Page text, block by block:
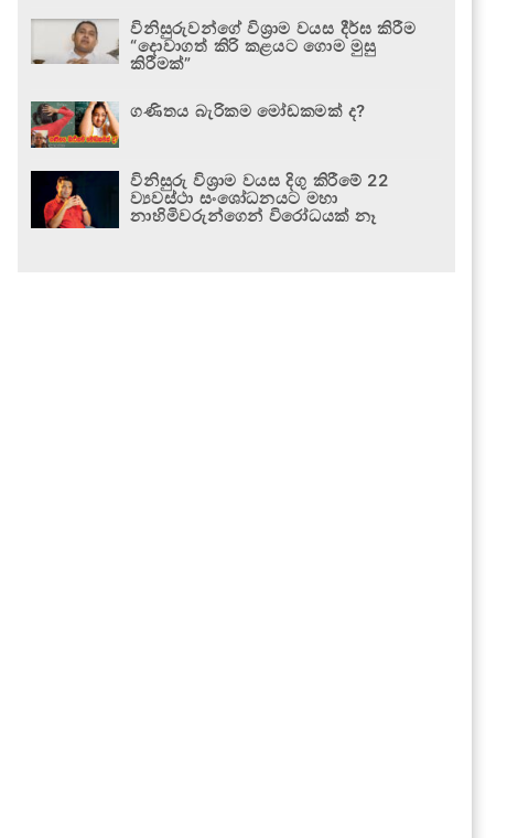
විනිසුරුවන්ගේ විශ්‍රාම වයස දීර්ඝ කිරීම
“දොවාගත් කිරි කළයට ගොම මුසු
කිරීමක්”
ගණිතය බැරිකම මෝඩකමක් ද?
විනිසුරු විශ්‍රාම වයස දිගු කිරීමේ 22
ව්‍යවස්ථා සංශෝධනයට මහා
නාහිමිවරුන්ගෙන් විරෝධයක් නෑ